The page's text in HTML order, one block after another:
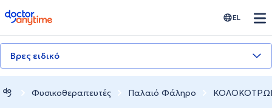
doctoranytime EL
Βρες ειδικό
Φυσικοθεραπευτές Παλαιό Φάληρο